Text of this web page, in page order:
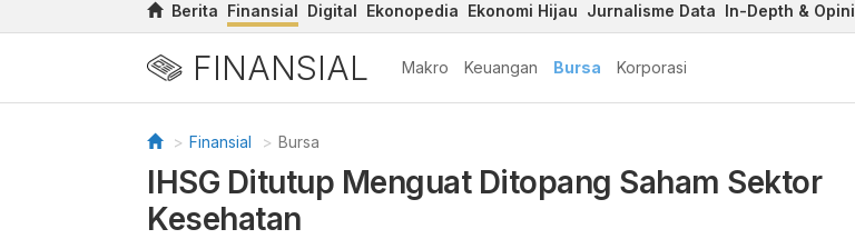
Berita Finansial Digital Ekonopedia Ekonomi Hijau Jurnalisme Data In-Depth & Opini
FINANSIAL Makro Keuangan Bursa Korporasi
Finansial Bursa
IHSG Ditutup Menguat Ditopang Saham Sektor
Kesehatan